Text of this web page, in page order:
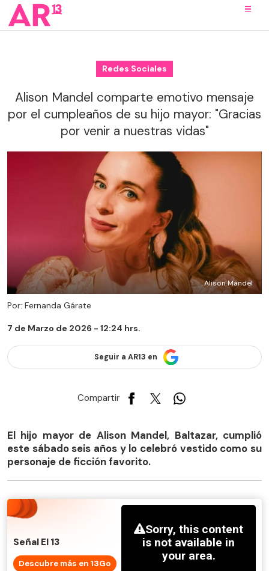
Redes Sociales
Alison Mandel comparte emotivo mensaje
por el cumpleaños de su hijo mayor: "Gracias
por venir a nuestras vidas"
Alison Mandel
Por: Fernanda Gárate
7 de Marzo de 2026 - 12:24 hrs.
Seguir a AR13 en
Compartir
El hijo mayor de Alison Mandel, Baltazar, cumplió
este sábado seis años y lo celebró vestido como su
personaje de ficción favorito.
Señal El 13
Descubre más en 13Go